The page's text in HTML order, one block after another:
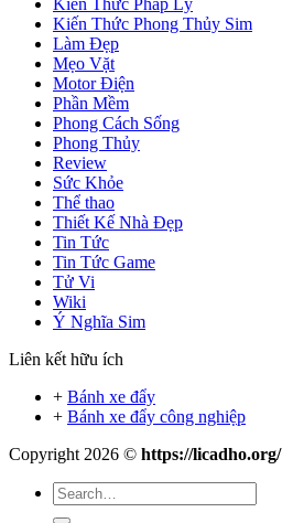
Kiến Thức Pháp Lý
Kiến Thức Phong Thủy Sim
Làm Đẹp
Mẹo Vặt
Motor Điện
Phần Mềm
Phong Cách Sống
Phong Thủy
Review
Sức Khỏe
Thể thao
Thiết Kế Nhà Đẹp
Tin Tức
Tin Tức Game
Tử Vi
Wiki
Ý Nghĩa Sim
Liên kết hữu ích
+ Bánh xe đẩy
+ Bánh xe đẩy công nghiệp
Copyright 2026 © https://licadho.org/